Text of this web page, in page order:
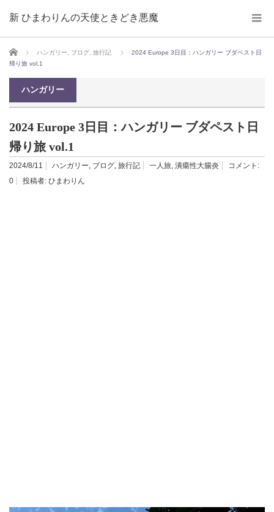
新 ひまわりんの天使ときどき悪魔
ホーム ハンガリー ブログ 旅行記
2024 Europe 3日目：ハンガリー ブダペスト日
帰り旅 vol.1
ハンガリー
2024 Europe 3日目：ハンガリー ブダペスト日
帰り旅 vol.1
2024/8/11 ハンガリー, ブログ, 旅行記 一人旅, 潰瘍性大腸炎
コメント:
0
投稿者: ひまわりん